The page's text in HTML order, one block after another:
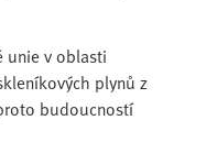
unie v oblasti
plynů z
budoucností